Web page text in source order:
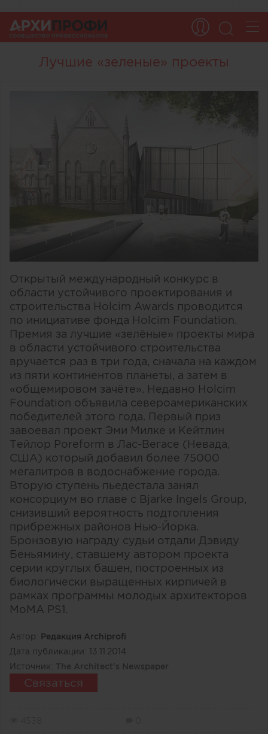
Лучшие «зеленые» проекты
Открытый международный конкурс в
области устойчивого проектирования и
строительства Holcim Awards проводится
по инициативе фонда Holcim Foundation.
Премия за лучшие «зелёные» проекты мира
в области устойчивого строительства
вручается раз в три года, сначала на каждом
из пяти континентов планеты, а затем в
«общемировом зачёте». Недавно Holcim
Foundation объявила североамериканских
победителей этого года. Первый приз
завоевал проект Эми Милке и Кейтлин
Тейлор Poreform в Лас-Вегасе (Невада,
США) который добавил более 75000
мегалитров в водоснабжение города.
Вторую ступень пьедестала занял
консорциум во главе с Bjarke Ingels Group,
снизивший вероятность подтопления
прибрежных районов Нью-Йорка.
Бронзовую награду судьи отдали Дэвиду
Беньямину, ставшему автором проекта
серии круглых башен, построенных из
биологически выращенных кирпичей в
рамках программы молодых архитекторов
MoMA PS1.
Автор: Редакция Archiprofi
Дата публикации: 13.11.2014
Источник: The Architect's Newspaper
Связаться